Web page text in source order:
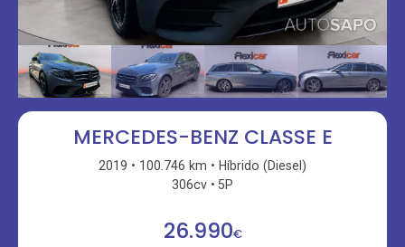
MERCEDES-BENZ CLASSE E
2019 100.746 km
Híbrido (Diesel)
306cv
5P
26.990€